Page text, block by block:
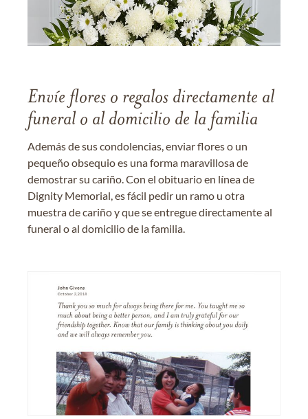
Envíe flores o regalos directamente al
funeral o al domicilio de la familia
Además de sus condolencias, enviar flores o un
pequeño obsequio es una forma maravillosa de
demostrar su cariño. Con el obituario en línea de
Dignity Memorial, es fácil pedir un ramo u otra
muestra de cariño y que se entregue directamente al
funeral o al domicilio de la familia.